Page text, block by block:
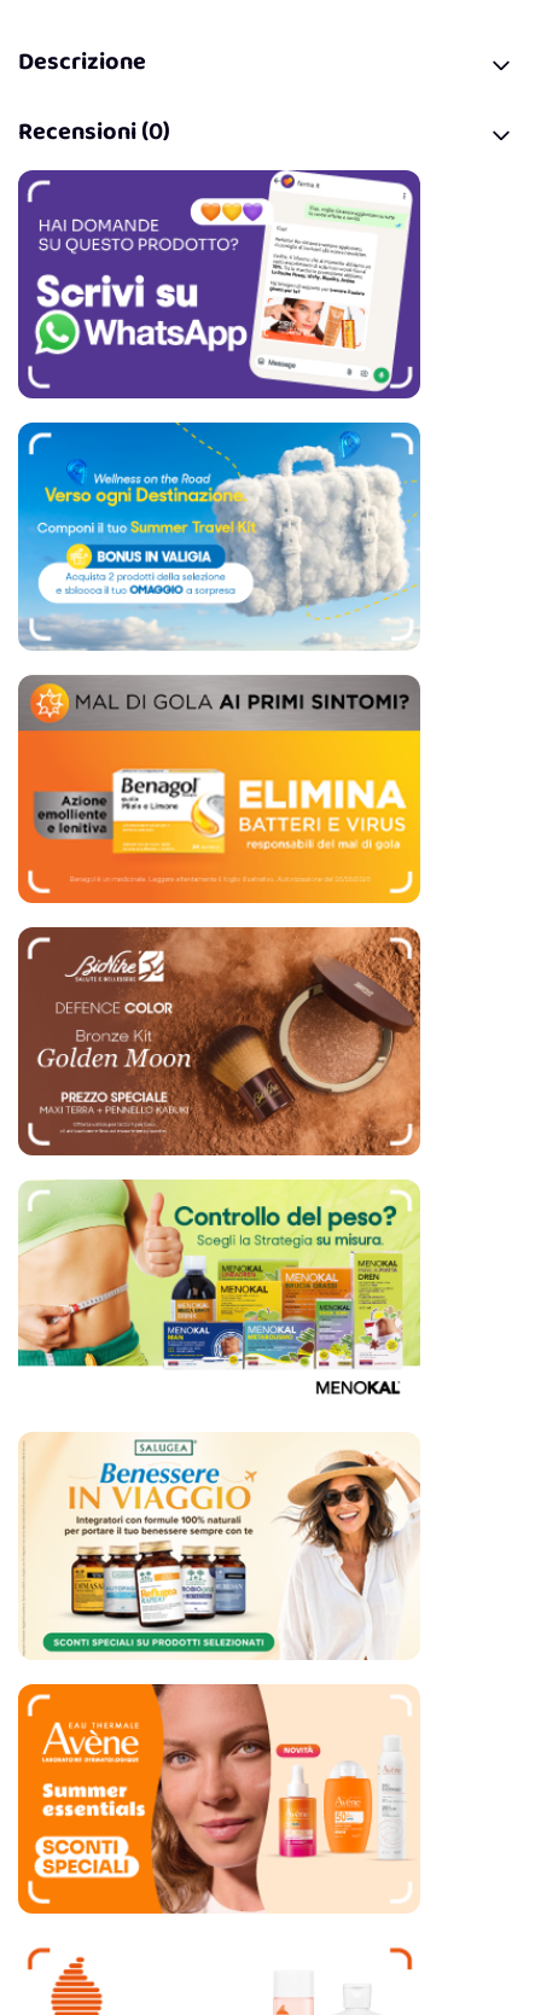
Descrizione
Recensioni (0)